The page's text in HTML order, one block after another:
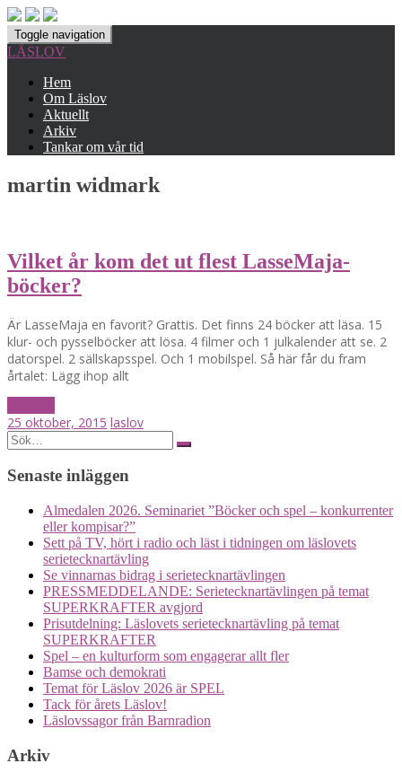
Toggle navigation
LÄSLOV
Hem
Om Läslov
Aktuellt
Arkiv
Tankar om vår tid
martin widmark
Vilket år kom det ut flest LasseMaja-
böcker?
Är LasseMaja en favorit? Grattis. Det finns 24 böcker att läsa. 15
klur- och pysselböcker att lösa. 4 filmer och 1 julkalender att se. 2
datorspel. 2 sällskapsspel. Och 1 mobilspel. Så här får du fram
årtalet: Lägg ihop allt
25 oktober, 2015 laslov
Posts
Search
for:
Senaste inläggen
Almedalen 2026. Seminariet ”Böcker och spel – konkurrenter
eller kompisar?”
Sett på TV, hört i radio och läst i tidningen om läslovets
serietecknartävling
Se vinnarnas bidrag i serietecknartävlingen
PRESSMEDDELANDE: Serietecknartävlingen på temat
SUPERKRAFTER avgjord
Prisutdelning: Läslovets serietecknartävling på temat
SUPERKRAFTER
Spel – en kulturform som engagerar allt fler
Bamse och demokrati
Temat för Läslov 2026 är SPEL
Tack för årets Läslov!
Läslovssagor från Barnradion
Arkiv